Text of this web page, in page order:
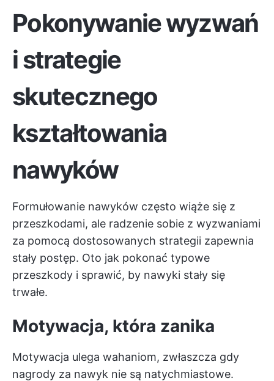
Pokonywanie wyzwań
i strategie
skutecznego
kształtowania
nawyków
Formułowanie nawyków często wiąże się z
przeszkodami, ale radzenie sobie z wyzwaniami
za pomocą dostosowanych strategii zapewnia
stały postęp. Oto jak pokonać typowe
przeszkody i sprawić, by nawyki stały się
trwałe.
Motywacja, która zanika
Motywacja ulega wahaniom, zwłaszcza gdy
nagrody za nawyk nie są natychmiastowe.